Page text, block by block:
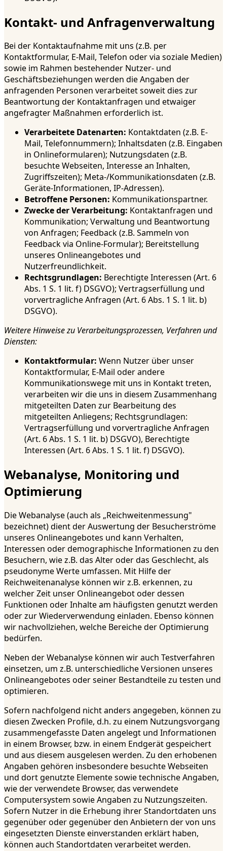
Kontakt- und Anfragenverwaltung
Bei der Kontaktaufnahme mit uns (z.B. per
Kontaktformular, E-Mail, Telefon oder via soziale Medien)
sowie im Rahmen bestehender Nutzer- und
Geschäftsbeziehungen werden die Angaben der
anfragenden Personen verarbeitet soweit dies zur
Beantwortung der Kontaktanfragen und etwaiger
angefragter Maßnahmen erforderlich ist.
Verarbeitete Datenarten: Kontaktdaten (z.B. E-
Mail, Telefonnummern); Inhaltsdaten (z.B. Eingaben
in Onlineformularen); Nutzungsdaten (z.B.
besuchte Webseiten, Interesse an Inhalten,
Zugriffszeiten); Meta-/Kommunikationsdaten (z.B.
Geräte-Informationen, IP-Adressen).
Betroffene Personen: Kommunikationspartner.
Zwecke der Verarbeitung: Kontaktanfragen und
Kommunikation; Verwaltung und Beantwortung
von Anfragen; Feedback (z.B. Sammeln von
Feedback via Online-Formular); Bereitstellung
unseres Onlineangebotes und
Nutzerfreundlichkeit.
Rechtsgrundlagen: Berechtigte Interessen (Art. 6
Abs. 1 S. 1 lit. f) DSGVO); Vertragserfüllung und
vorvertragliche Anfragen (Art. 6 Abs. 1 S. 1 lit. b)
DSGVO).
Weitere Hinweise zu Verarbeitungsprozessen, Verfahren und
Diensten:
Kontaktformular: Wenn Nutzer über unser
Kontaktformular, E-Mail oder andere
Kommunikationswege mit uns in Kontakt treten,
verarbeiten wir die uns in diesem Zusammenhang
mitgeteilten Daten zur Bearbeitung des
mitgeteilten Anliegens; Rechtsgrundlagen:
Vertragserfüllung und vorvertragliche Anfragen
(Art. 6 Abs. 1 S. 1 lit. b) DSGVO), Berechtigte
Interessen (Art. 6 Abs. 1 S. 1 lit. f) DSGVO).
Webanalyse, Monitoring und
Optimierung
Die Webanalyse (auch als „Reichweitenmessung"
bezeichnet) dient der Auswertung der Besucherströme
unseres Onlineangebotes und kann Verhalten,
Interessen oder demographische Informationen zu den
Besuchern, wie z.B. das Alter oder das Geschlecht, als
pseudonyme Werte umfassen. Mit Hilfe der
Reichweitenanalyse können wir z.B. erkennen, zu
welcher Zeit unser Onlineangebot oder dessen
Funktionen oder Inhalte am häufigsten genutzt werden
oder zur Wiederverwendung einladen. Ebenso können
wir nachvollziehen, welche Bereiche der Optimierung
bedürfen.
Neben der Webanalyse können wir auch Testverfahren
einsetzen, um z.B. unterschiedliche Versionen unseres
Onlineangebotes oder seiner Bestandteile zu testen und
optimieren.
Sofern nachfolgend nicht anders angegeben, können zu
diesen Zwecken Profile, d.h. zu einem Nutzungsvorgang
zusammengefasste Daten angelegt und Informationen
in einem Browser, bzw. in einem Endgerät gespeichert
und aus diesem ausgelesen werden. Zu den erhobenen
Angaben gehören insbesondere besuchte Webseiten
und dort genutzte Elemente sowie technische Angaben,
wie der verwendete Browser, das verwendete
Computersystem sowie Angaben zu Nutzungszeiten.
Sofern Nutzer in die Erhebung ihrer Standortdaten uns
gegenüber oder gegenüber den Anbietern der von uns
eingesetzten Dienste einverstanden erklärt haben,
können auch Standortdaten verarbeitet werden.